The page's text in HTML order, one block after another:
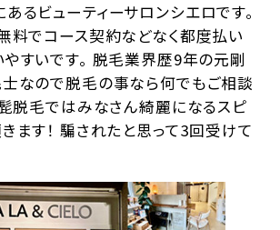
るビューティーサロンシエロです。
料でコース契約などなく都度払い
すいです。 脱毛業界歴9年の元剛
なので脱毛の事なら何でもご相談
脱毛ではみなさん綺麗になるスピ
ます！ 騙されたと思って3回受けて